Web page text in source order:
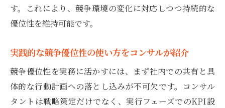
す。これにより、競争環境の変化に対応しつつ持続的な
優位性を維持可能です。
実践的な競争優位性の使い方をコンサルが紹介
競争優位性を実務に活かすには、まず社内での共有と具
体的な行動計画への落とし込みが不可欠です。コンサル
タントは戦略策定だけでなく、実行フェーズでのKPI設